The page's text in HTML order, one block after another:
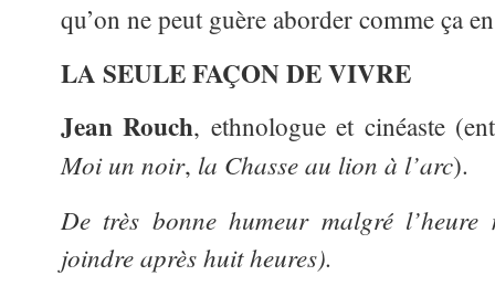
qu’on ne peut guère aborder comme ça
LA SEULE FAÇON DE VIVRE
Jean Rouch, ethnologue et cinéaste
Moi un noir, la Chasse au lion à l’arc).
De très bonne humeur malgré
joindre après huit heures).